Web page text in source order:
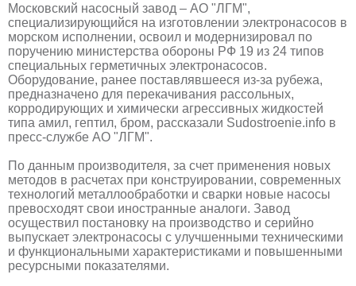
Московский насосный завод – АО "ЛГМ",
специализирующийся на изготовлении электронасосов в
морском исполнении, освоил и модернизировал по
поручению министерства обороны РФ 19 из 24 типов
специальных герметичных электронасосов.
Оборудование, ранее поставлявшееся из-за рубежа,
предназначено для перекачивания рассольных,
корродирующих и химически агрессивных жидкостей
типа амил, гептил, бром, рассказали Sudostroenie.info в
пресс-службе АО "ЛГМ".
По данным производителя, за счет применения новых
методов в расчетах при конструировании, современных
технологий металлообработки и сварки новые насосы
превосходят свои иностранные аналоги. Завод
осуществил постановку на производство и серийно
выпускает электронасосы с улучшенными техническими
и функциональными характеристиками и повышенными
ресурсными показателями.